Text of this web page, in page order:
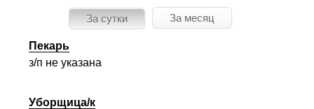
За сутки За месяц
Пекарь
з/п не указана
Уборщица/к